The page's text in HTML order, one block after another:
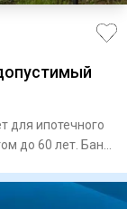
для ипотечного
до 60 лет. Банк